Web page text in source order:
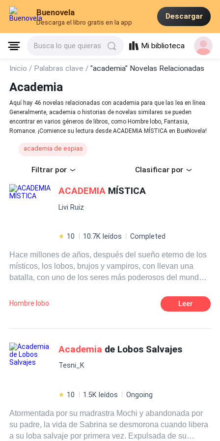
Buenovela
Descarga el libro gratis en la app
Descargar
Busca lo que quieras Mi biblioteca
Inicio / Palabras clave /"academia" Novelas Relacionadas
Academia
Aquí hay 46 novelas relacionadas con academia para que las lea en línea.
Generalmente, academia o historias de novelas similares se pueden
encontrar en varios géneros de libros, como Hombre lobo, Fantasia,
Romance. ¡Comience su lectura desde ACADEMIA MÍSTICA en BueNovela!
academia de espias
Filtrar por Clasificar por
ACADEMIA MÍSTICA
Livi Ruiz
10 10.7K leídos Completed
Hace millones de años, después del sueño eterno de los
místicos, los lobos, brujos y vampiros, con llevan una
batalla, con uno de los seres más poderosos del mundo
más devoto vampiro o lobo; y llevarlo por el camino de
las tinieblas, por aquella razón las brujas, decidieron
brujo, con un lobo o un vampiro, y así estos se convertían
en ser incorruptible, vinculados hasta la eternidad.Pero
para ello todos tenían que estar juntos, y que mejor lugar
congenian y se hacen más fuertes...Acompáñenme a
lobos del fuego, poderosos y temidos, quien buscaba a
su brujo aliado, pero sobre todo en busca de su gran
amor eternoOtra una princesa amorosa, fuerte y con un
Hombre lobo Leer
Academia de Lobos Salvajes
Tesni_K
10 1.5K leídos Ongoing
Atormentada por su madrastra Mochi y abandonada por
su padre, la vida de Sabrina se desmorona cuando libera
a su loba salvaje por primera vez. Expulsada de su